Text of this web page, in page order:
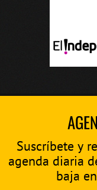
Suscríbete y
agenda diaria
baja